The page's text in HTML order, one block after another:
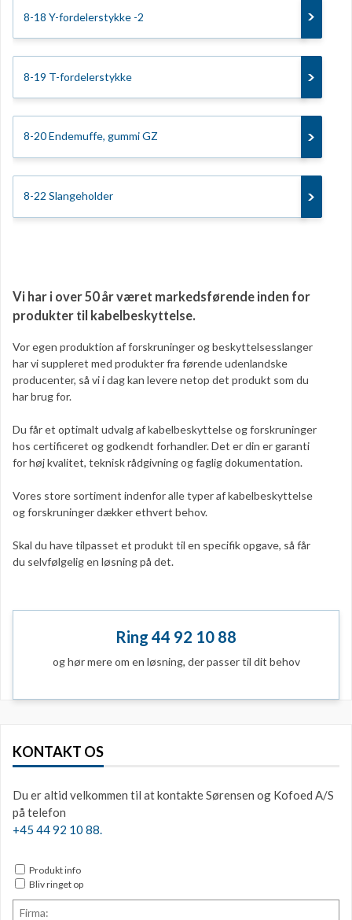
8-18 Y-fordelerstykke -2
8-19 T-fordelerstykke
8-20 Endemuffe, gummi GZ
8-22 Slangeholder
Vi har i over 50 år været markedsførende inden for
produkter til kabelbeskyttelse.
Vor egen produktion af forskruninger og beskyttelsesslanger
har vi suppleret med produkter fra førende udenlandske
producenter, så vi i dag kan levere netop det produkt som du
har brug for.
Du får et optimalt udvalg af kabelbeskyttelse og forskruninger
hos certificeret og godkendt forhandler. Det er din er garanti
for høj kvalitet, teknisk rådgivning og faglig dokumentation.
Vores store sortiment indenfor alle typer af kabelbeskyttelse
og forskruninger dækker ethvert behov.
Skal du have tilpasset et produkt til en specifik opgave, så får
du selvfølgelig en løsning på det.
Ring 44 92 10 88
og hør mere om en løsning, der passer til dit behov
KONTAKT OS
Du er altid velkommen til at kontakte Sørensen og Kofoed A/S
på telefon
+45 44 92 10 88.
Produkt info
Bliv ringet op